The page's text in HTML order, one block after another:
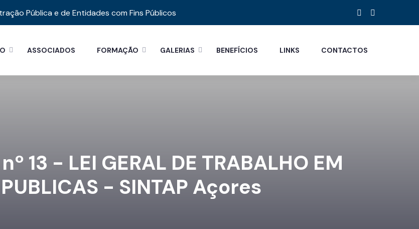
Pública e de Entidades com Fins Públicos
ASSOCIADOS FORMAÇÃO GALERIAS BENEFÍCIOS LINKS CONTACTOS
13 - LEI GERAL DE TRABALHO EM
- SINTAP Açores